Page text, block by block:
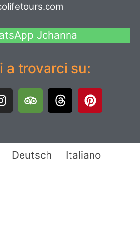
Johanna
a trovarci su:
Deutsch Italiano